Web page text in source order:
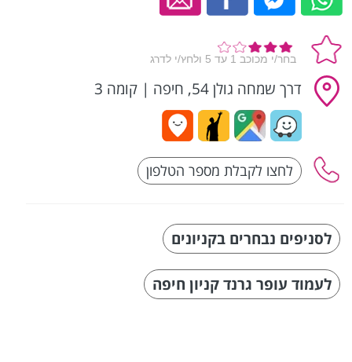
דרך שמחה גולן 54, חיפה | קומה 3
לסניפים נבחרים בקניונים
לעמוד עופר גרנד קניון חיפה